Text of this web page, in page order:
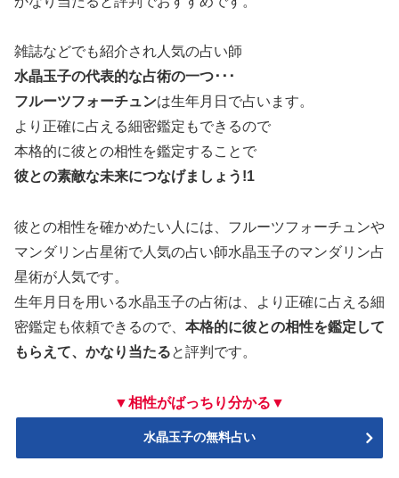
雑誌などでも紹介され人気の占い師
水晶玉子の代表的な占術の一つ･･･
フルーツフォーチュンは生年月日で占います。
より正確に占える細密鑑定もできるので
本格的に彼との相性を鑑定することで
彼との素敵な未来につなげましょう!1
彼との相性を確かめたい人には、フルーツフォーチュンや
マンダリン占星術で人気の占い師水晶玉子のマンダリン占
星術が人気です。
生年月日を用いる水晶玉子の占術は、より正確に占える細
密鑑定も依頼できるので、 本格的に彼との相性を鑑定して
もらえて、かなり当たると評判です。
▼相性がばっちり分かる▼
水晶玉子の無料占い